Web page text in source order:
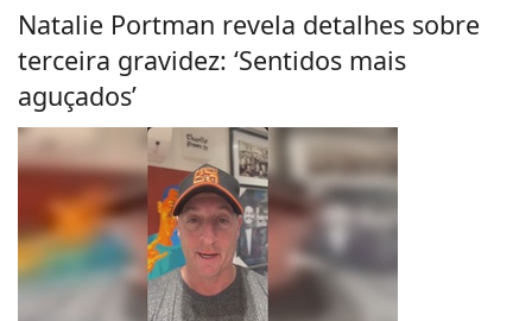
Natalie Portman revela detalhes sobre
terceira gravidez: ‘Sentidos mais
aguçados’